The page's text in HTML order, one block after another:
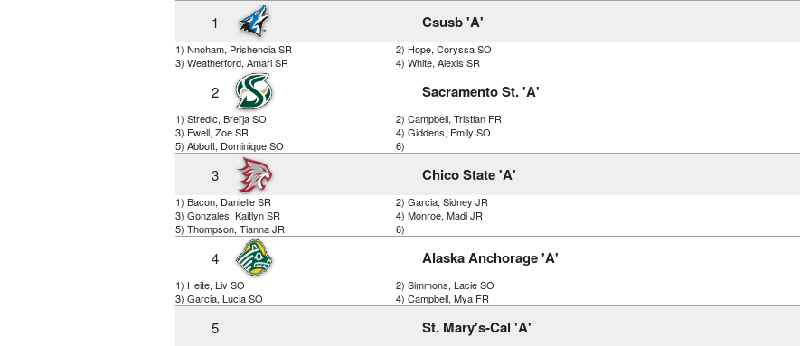
1 Csusb 'A'
1) Nnoham, Prishencia SR
2) Hope, Coryssa SO
3) Weatherford, Amari SR
4) White, Alexis SR
2 Sacramento St. 'A'
1) Stredic, Brei'ja SO
2) Campbell, Tristian FR
3) Ewell, Zoe SR
4) Giddens, Emily SO
5) Abbott, Dominique SO
6)
3 Chico State 'A'
1) Bacon, Danielle SR
2) Garcia, Sidney JR
3) Gonzales, Kaitlyn SR
4) Monroe, Madi JR
5) Thompson, Tianna JR
6)
4 Alaska Anchorage 'A'
1) Heite, Liv SO
2) Simmons, Lacie SO
3) Garcia, Lucia SO
4) Campbell, Mya FR
5 St. Mary's-Cal 'A'